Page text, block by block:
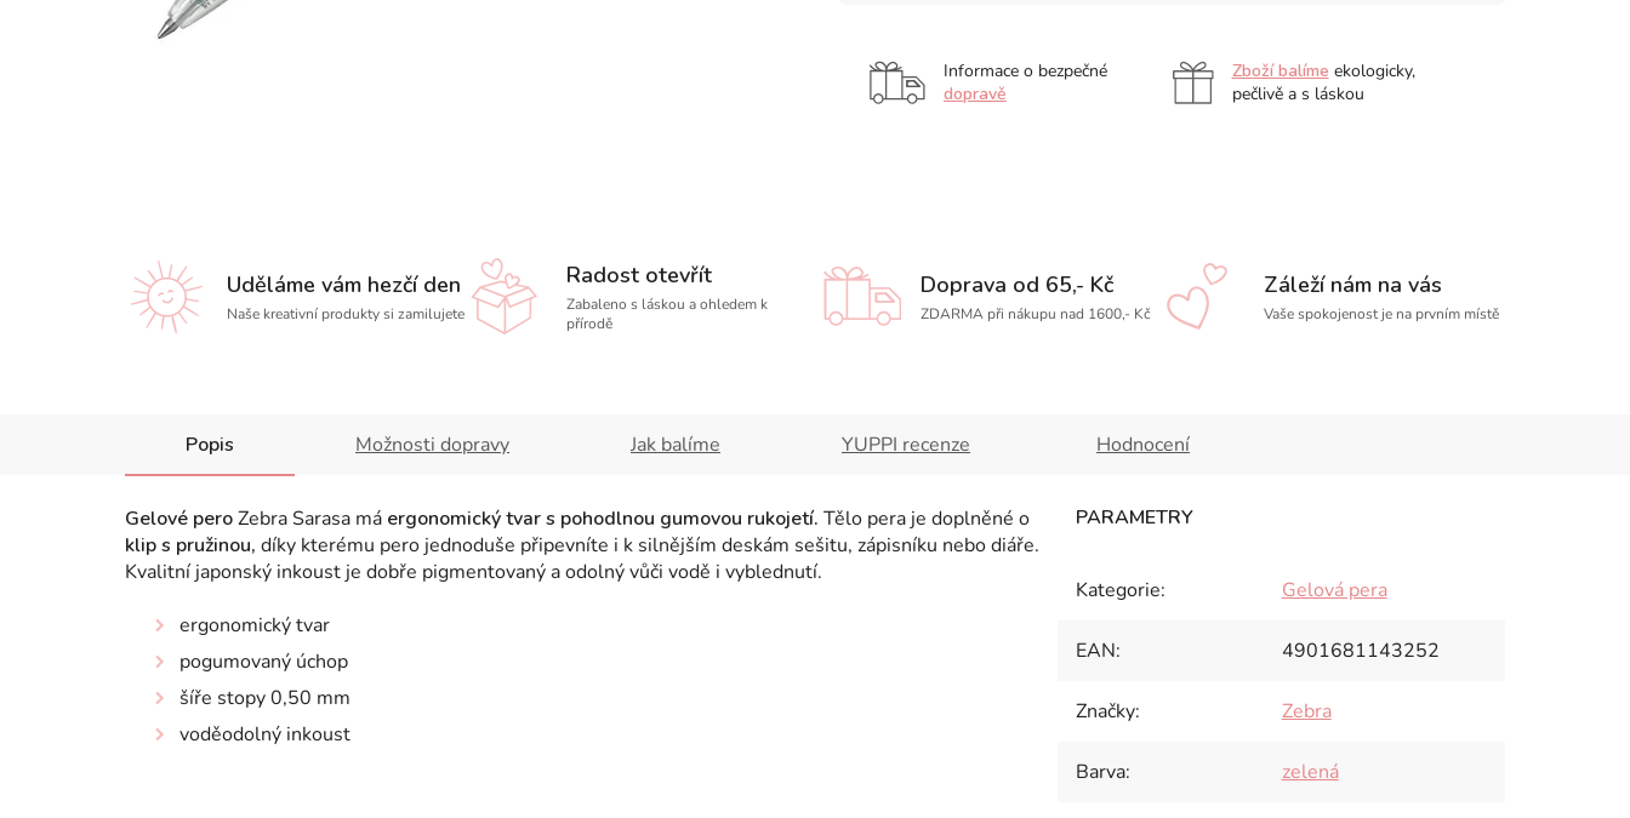
Informace o bezpečné
dopravě
Zboží balíme ekologicky,
pečlivě a s láskou
Uděláme vám hezčí den
Naše kreativní produkty si zamilujete
Radost otevřít
Zabaleno s láskou a ohledem k
přírodě
Doprava od 65,- Kč
ZDARMA při nákupu nad 1600,- Kč
Záleží nám na vás
Vaše spokojenost je na prvním místě
Popis Možnosti dopravy Jak balíme YUPPI recenze Hodnocení
Gelové peroZebra Sarasa má ergonomický tvar s pohodlnou gumovou rukojetí. Tělo pera je doplněné o
klip s pružinou, díky kterému pero jednoduše připevníte i k silnějším deskám sešitu, zápisníku nebo diáře.
Kvalitní japonský inkoust je dobře pigmentovaný a odolný vůči vodě i vyblednutí.
ergonomický tvar
pogumovaný úchop
šíře stopy 0,50 mm
voděodolný inkoust
Kategorie: Gelová pera
EAN: 4901681143252
Značky: Zebra
Barva: zelená